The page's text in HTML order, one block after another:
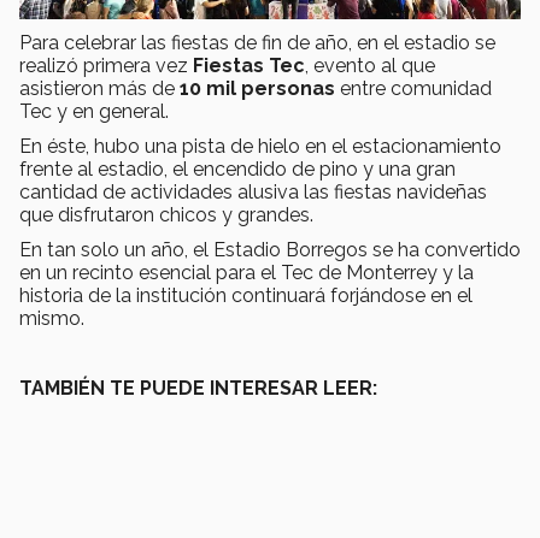
Para celebrar las fiestas de fin de año, en el estadio se
realizó primera vez Fiestas Tec, evento al que
asistieron más de 10 mil personas entre comunidad
Tec y en general.
En éste, hubo una pista de hielo en el estacionamiento
frente al estadio, el encendido de pino y una gran
cantidad de actividades alusiva las fiestas navideñas
que disfrutaron chicos y grandes.
En tan solo un año, el Estadio Borregos se ha convertido
en un recinto esencial para el Tec de Monterrey y la
historia de la institución continuará forjándose en el
mismo.
TAMBIÉN TE PUEDE INTERESAR LEER: